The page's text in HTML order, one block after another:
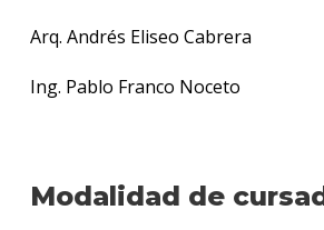
Arq. Andrés Eliseo Cabrera
Ing. Pablo Franco Noceto
Modalidad de